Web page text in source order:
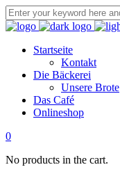
Startseite
Kontakt
Die Bäckerei
Unsere Brote
Das Café
Onlineshop
0
No products in the cart.